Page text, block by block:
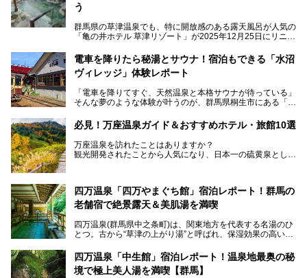
う
群馬県の草津温泉でも、特に開放感のある露天風呂が人気の
「亀の井ホテル 草津リゾート」が2025年12月25日にリニュ
ロビーや客室が綺麗になって、上州グルメにこだわったビュ
ッフェも人気！アクセスはシャトルバスで楽々、さらに草津
温泉にある姉妹ホテルの「草津温泉 大東舘」「亀の井ホテ
今回はそんな「亀の井ホテル 草津リゾート」を徹底レポー
───
提供元：アイコニア・ホスピタリティ株式会社【PR】
この記事は亀の井ホテル 草津リゾートのPR記事です。
電車を降りたら秘湯とサウナ！宿泊もできる「水沼
ヴィレッジ」体験レポート
「電車を降りてすぐ、天然温泉と本格サウナが待っている」
そんな夢のような体験が叶うのが、群馬県桐生市にある「駅
日帰り温泉の「水沼の湯」と宿泊もできる「サウナの森」、
２つのエリアがあります。
今回は、その中でも特にユニークな駅直結の「水沼の湯」の
魅力に焦点を当て、温泉好き、サウナー、そして電車旅好き
必見！万座温泉ガイド＆おすすめホテル・旅館10選
万座温泉を訪れたことはありますか？
観光開発されたことから人気になり、日本一の硫黄泉として
も多いかもしれません。
そこで筆者である私が実際に行ってみました！万座温泉の楽
しみ方や周辺の観光地を解説します。
また、日帰り入浴できる温泉から混浴可能な温泉まで、おす
すめの入浴施設もご紹介します！
四万温泉「四万やまぐち館」宿泊レポート！群馬の
老舗宿で絶景露天＆美肌湯を満喫
四万温泉(群馬県中之条町)は、関東地方を代表する名湯のひ
とつ。古から“草津の上がり湯”と呼ばれ、保湿効果の高い美
「四万やまぐち館」は、この地を代表する旅館の一つ。日帰
り入浴も可能ですが、やはり宿泊してじっくり楽しむのがベ
四万温泉「中生館」宿泊レポート！温泉地最奥の秘
境で極上美人湯を満喫【群馬】